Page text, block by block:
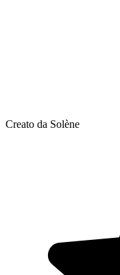
Creato da Solène